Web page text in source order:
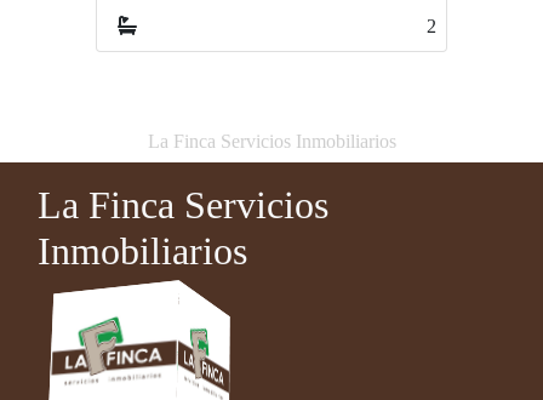
2
La Finca Servicios Inmobiliarios
La Finca Servicios
Inmobiliarios